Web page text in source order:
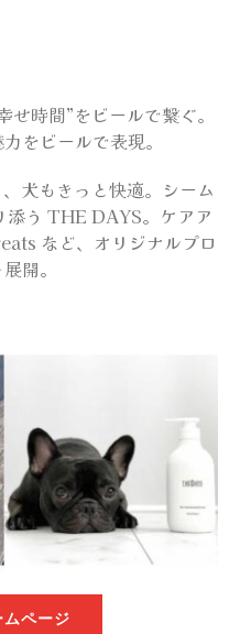
ルグッズ
レゼント
リング
ア
デイ
イン
展
時間”をビールで繋ぐ。
をビールで表現。
犬もきっと快適。シーム
添う THE DAYS。ケアア
など、オリジナルプロ
開。
ページ